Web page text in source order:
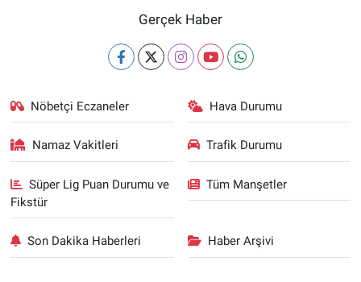
Gerçek Haber
Nöbetçi Eczaneler Hava Durumu
Namaz Vakitleri Trafik Durumu
Süper Lig Puan Durumu ve
Fikstür
Tüm Manşetler
Son Dakika Haberleri Haber Arşivi